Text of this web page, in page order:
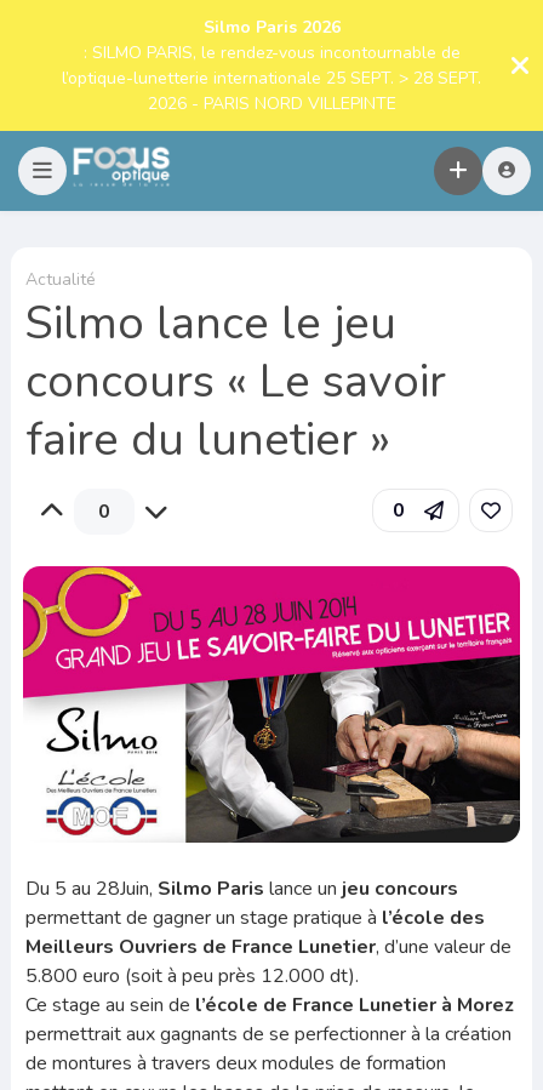
Silmo Paris 2026
: SILMO PARIS, le rendez-vous incontournable de
l’optique-lunetterie internationale 25 SEPT. > 28 SEPT.
2026 - PARIS NORD VILLEPINTE
Actualité
Silmo lance le jeu
concours « Le savoir
faire du lunetier »
0 0
Du 5 au 28Juin, Silmo Paris lance un jeu concours
permettant de gagner un stage pratique à l’école des
Meilleurs Ouvriers de France Lunetier, d’une valeur de
5.800 euro (soit à peu près 12.000 dt).
Ce stage au sein de l’école de France Lunetier à Morez
permettrait aux gagnants de se perfectionner à la création
de montures à travers deux modules de formation